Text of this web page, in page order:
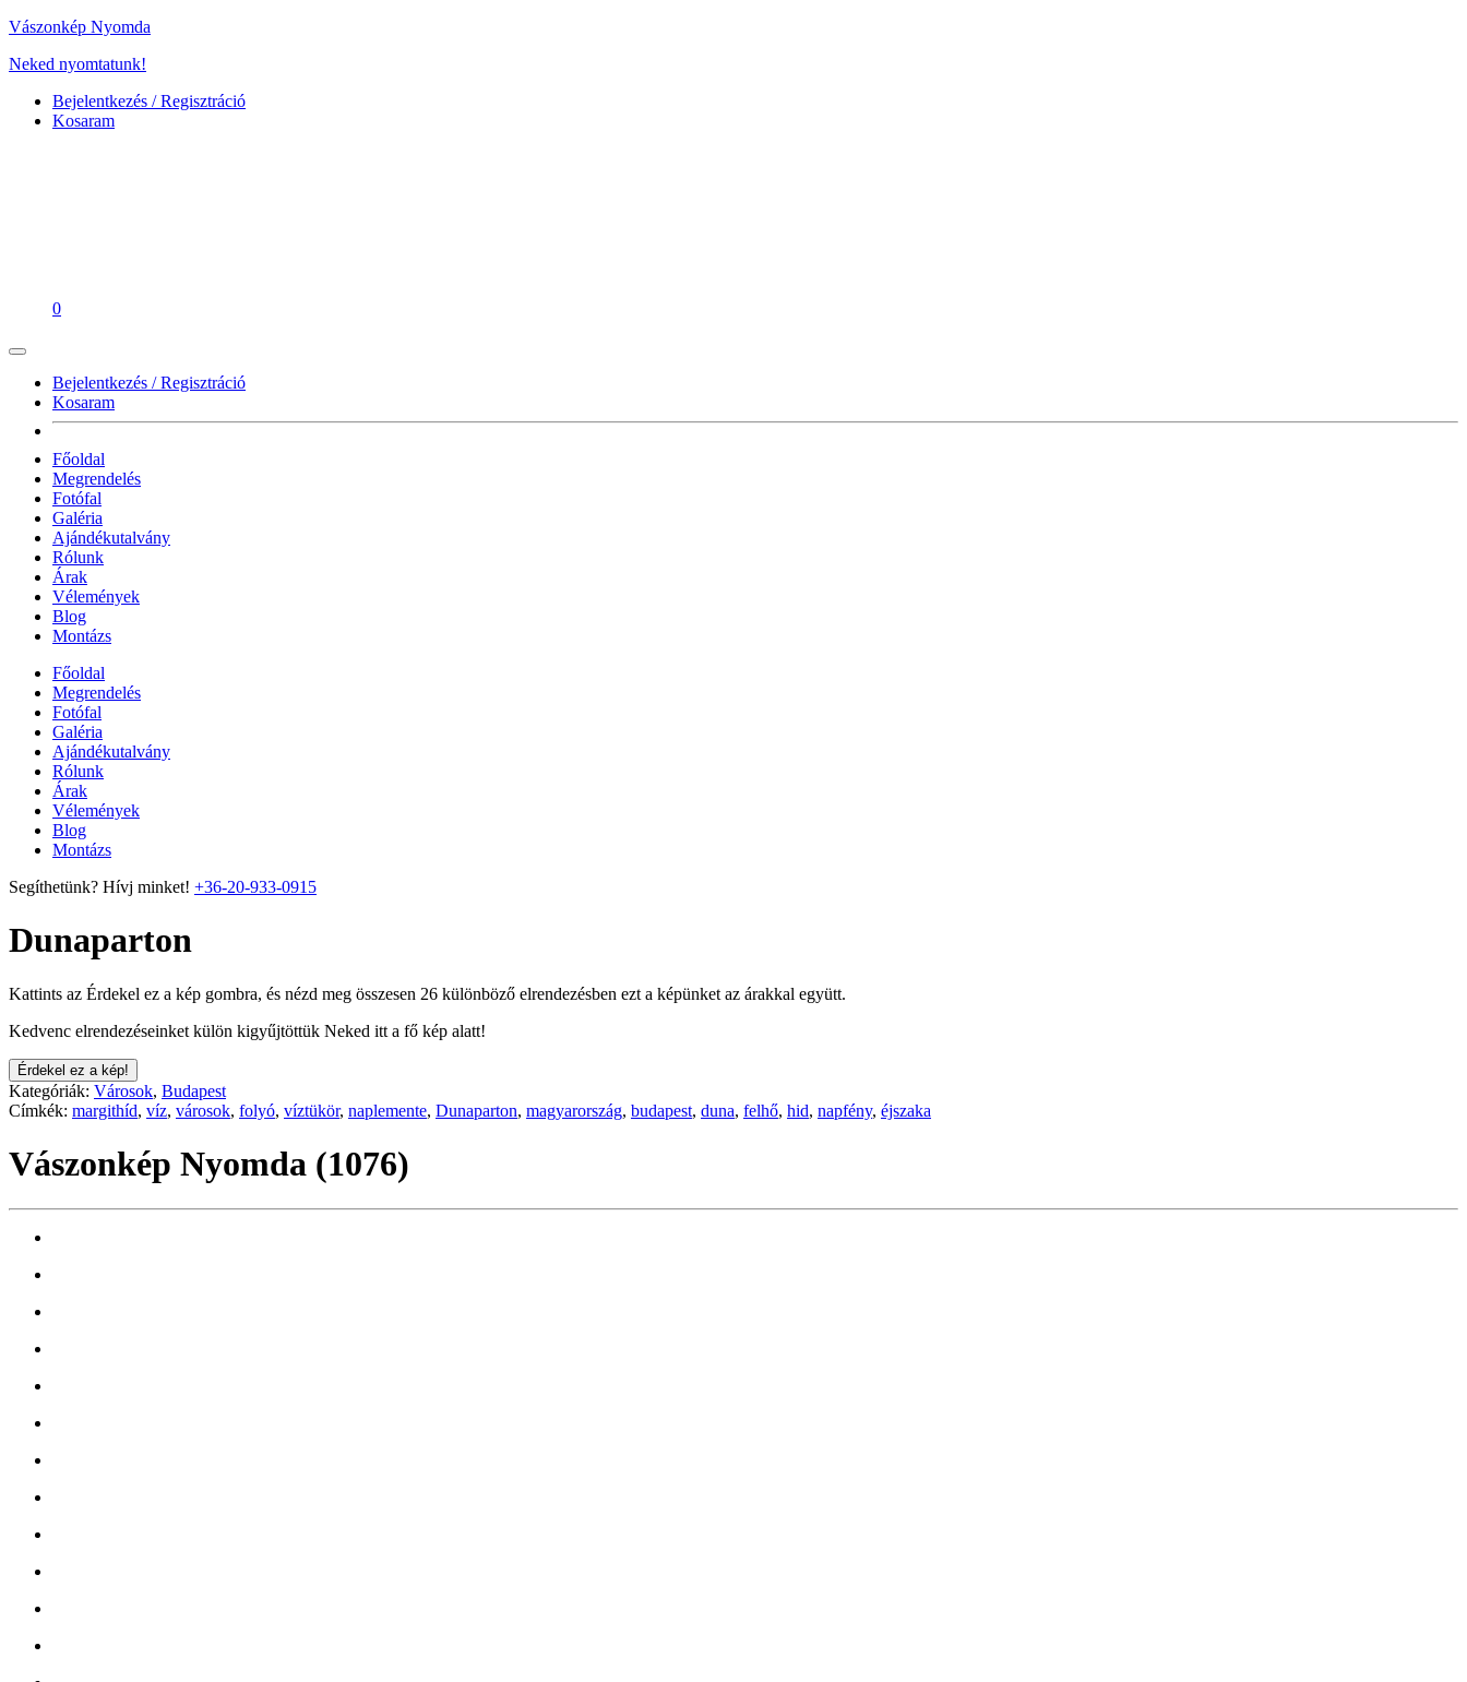
Vászonkép Nyomda
Neked nyomtatunk!
Bejelentkezés / Regisztráció
Kosaram
0
Bejelentkezés / Regisztráció
Kosaram
Főoldal
Megrendelés
Fotófal
Galéria
Ajándékutalvány
Rólunk
Árak
Vélemények
Blog
Montázs
Főoldal
Megrendelés
Fotófal
Galéria
Ajándékutalvány
Rólunk
Árak
Vélemények
Blog
Montázs
Segíthetünk? Hívj minket! +36-20-933-0915
Dunaparton
Kattints az Érdekel ez a kép gombra, és nézd meg összesen 26 különböző elrendezésben ezt a képünket az árakkal együtt.
Kedvenc elrendezéseinket külön kigyűjtöttük Neked itt a fő kép alatt!
Érdekel ez a kép!
Kategóriák: Városok, Budapest
Címkék: margithíd, víz, városok, folyó, víztükör, naplemente, Dunaparton, magyarország, budapest, duna, felhő, hid, napfény, éjszaka
Vászonkép Nyomda (1076)